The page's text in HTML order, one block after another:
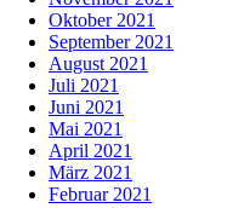
Oktober 2021
September 2021
August 2021
Juli 2021
Juni 2021
Mai 2021
April 2021
März 2021
Februar 2021